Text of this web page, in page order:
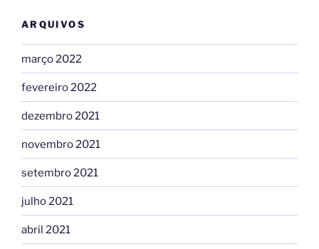
ARQUIVOS
março 2022
fevereiro 2022
dezembro 2021
novembro 2021
setembro 2021
julho 2021
abril 2021